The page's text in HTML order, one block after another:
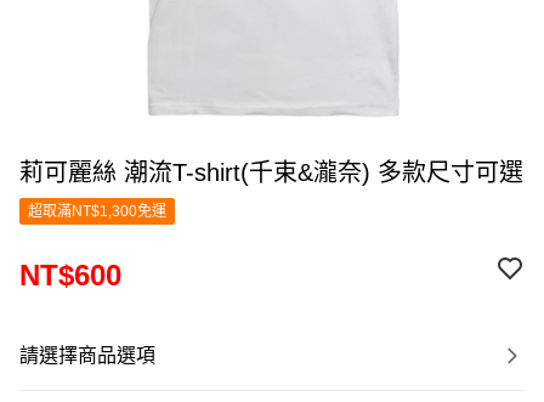
莉可麗絲 潮流T-shirt(千束&瀧奈) 多款尺寸可選
超取滿NT$1,300免運
NT$600
請選擇商品選項